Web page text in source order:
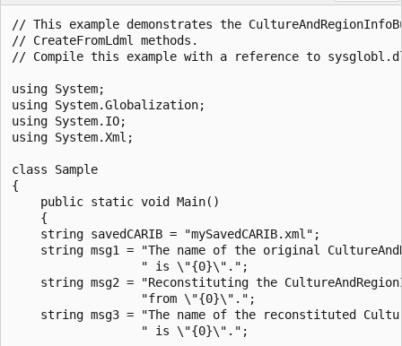
// This example demonstrates the
// CreateFromLdml methods.
// Compile this example with a reference to
using System;
using System.Globalization;
using System.IO;
using System.Xml;
class Sample
{
    public static void Main()
    {
    string savedCARIB = "mySavedCARIB.xml";
string msg1 = "The name of the original
                  " is \"{0}\".";
string msg2 = "Reconstituting the
                  "from \"{0}\".";
string msg3 = "The name of the reconstituted
                  " is \"{0}\".";